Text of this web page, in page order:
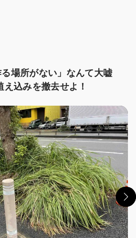
る場所がない」なんて大嘘
込みを撤去せよ！